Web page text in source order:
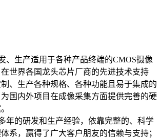
、生产适用于各种产品终端的CMOS摄像
世界各国龙头芯片厂商的先进技术支持
、生产各种规格、各种功能且易于集成的
为国内外项目在成像采集方面提供完善的硬
年的研发和生产经验，依靠完整的、科学
系，赢得了广大客户朋友的信赖与支持；